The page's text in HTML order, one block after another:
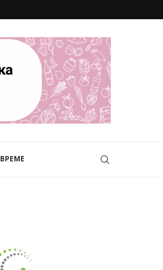
ВРЕМЕ